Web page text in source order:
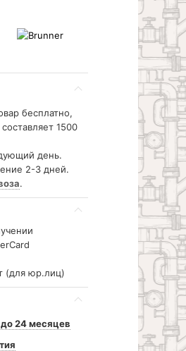
бесплатно,
1500
день.
2-3 дней.
.
(для юр.лиц)
24 месяцев